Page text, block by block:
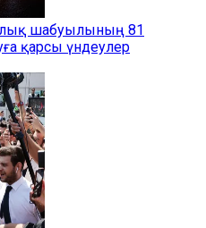
шабуылының 81
қарсы үндеулер